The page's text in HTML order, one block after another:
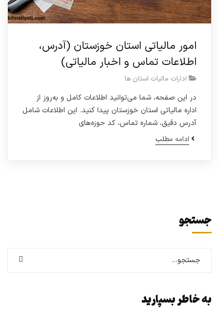
امور مالیاتی استان خوزستان (آدرس،
اطلاعات تماس و اخبار مالیاتی)
ادارات مالیات استان ها
در این صفحه، شما می‌توانید اطلاعات کامل و به‌روز از
اداره مالیاتی استان خوزستان پیدا کنید. این اطلاعات شامل
آدرس دقیق، شماره تماس، کد حوزه‌های
ادامه مطلب
جستجو
به خاطر بسپارید